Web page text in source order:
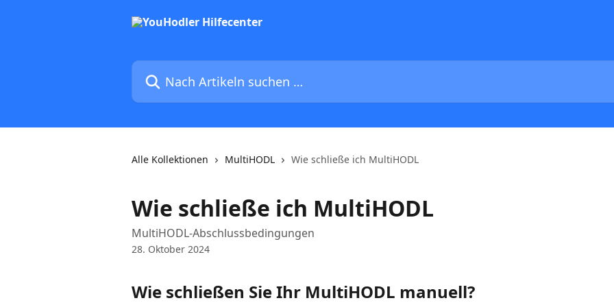
Nach Artikeln suchen …
Alle Kollektionen MultiHODL Wie schließe ich MultiHODL
Wie schließe ich MultiHODL
MultiHODL-Abschlussbedingungen
28. Oktober 2024
Wie schließen Sie Ihr MultiHODL manuell?